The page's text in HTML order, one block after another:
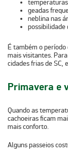
temperaturas
geadas
neblina nas
possibilidade
É também o
mais visitantes.
cidades frias de SC,
Primavera e
Quando as
cachoeiras ficam
mais conforto.
Alguns passeios